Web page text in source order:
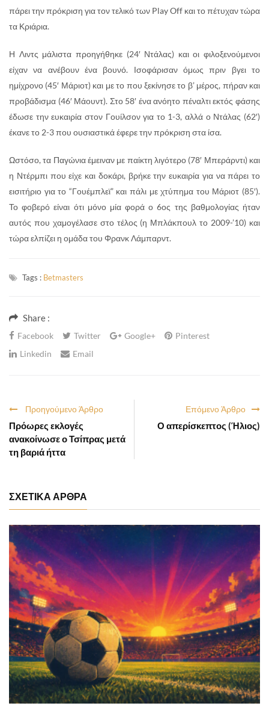
πάρει την πρόκριση για τον τελικό των Play Off και το πέτυχαν τώρα
τα Κριάρια.
Η Λιντς μάλιστα προηγήθηκε (24′ Ντάλας) και οι φιλοξενούμενοι
είχαν να ανέβουν ένα βουνό. Ισοφάρισαν όμως πριν βγει το
ημίχρονο (45′ Μάριοτ) και με το που ξεκίνησε το β’ μέρος, πήραν και
προβάδισμα (46′ Μάουντ). Στο 58′ ένα ανόητο πέναλτι εκτός φάσης
έδωσε την ευκαιρία στον Γουίλσον για το 1-3, αλλά ο Ντάλας (62′)
έκανε το 2-3 που ουσιαστικά έφερε την πρόκριση στα ίσα.
Ωστόσο, τα Παγώνια έμειναν με παίκτη λιγότερο (78′ Μπεράρντι) και
η Ντέρμπι που είχε και δοκάρι, βρήκε την ευκαιρία για να πάρει το
εισιτήριο για το “Γουέμπλεϊ” και πάλι με χτύπημα του Μάριοτ (85′).
Το φοβερό είναι ότι μόνο μία φορά ο 6ος της βαθμολογίας ήταν
αυτός που χαμογέλασε στο τέλος (η Μπλάκπουλ το 2009-’10) και
τώρα ελπίζει η ομάδα του Φρανκ Λάμπαρντ.
Tags : Betmasters
Share :
Facebook Twitter Google+
Pinterest
Linkedin
Email
Επόμενο Άρθρο
Ο απερίσκεπτος (Ήλιος)
Προηγούμενο Άρθρο
Πρόωρες εκλογές
ανακοίνωσε ο Τσίπρας μετά
τη βαριά ήττα
ΣΧΕΤΙΚΑ ΑΡΘΡΑ